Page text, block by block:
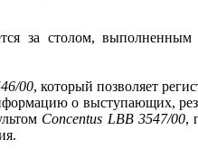
за столом,
00, который позволяет
о выступающих,
Concentus LBB 3547/00,